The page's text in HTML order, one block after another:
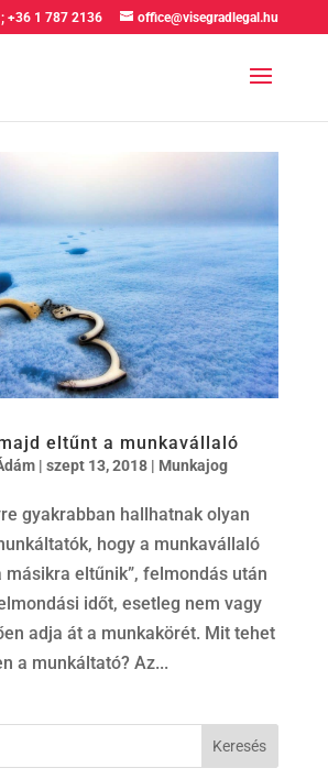
;+36 1 787 2136 office@visegradlegal.hu
eltűnt a munkavállaló
| szept 13, 2018| Munkajog
gyakrabban hallhatnak olyan
hogy a munkavállaló
másikra eltűnik”, felmondás után
időt, esetleg nem vagy
adja át a munkakörét. Mit tehet
a munkáltató? Az...